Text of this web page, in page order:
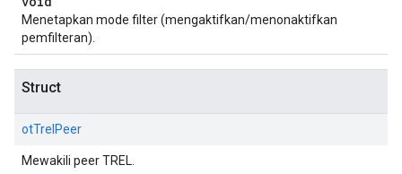
Menetapkan mode filter (mengaktifkan/menonaktifkan
pemfilteran).
Struct
otTrelPeer
Mewakili peer TREL.